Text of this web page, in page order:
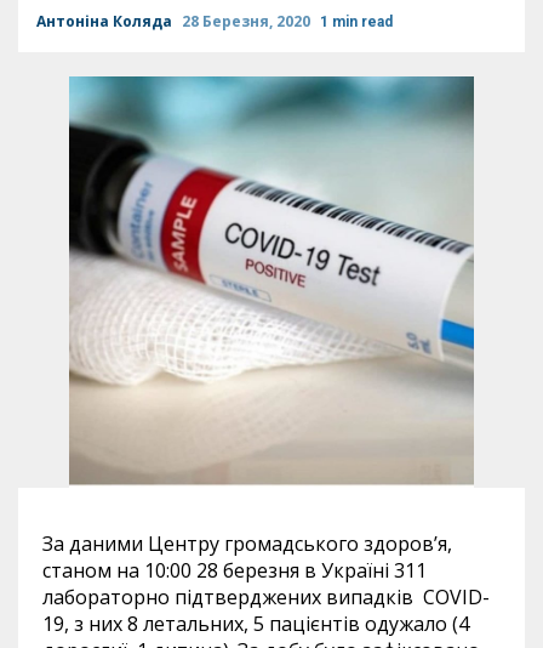
Антоніна Коляда 28 Березня, 2020 1 min read
За даними Центру громадського здоров’я,
станом на 10:00 28 березня в Україні 311
лабораторно підтверджених випадків COVID-
19, з них 8 летальних, 5 пацієнтів одужало (4